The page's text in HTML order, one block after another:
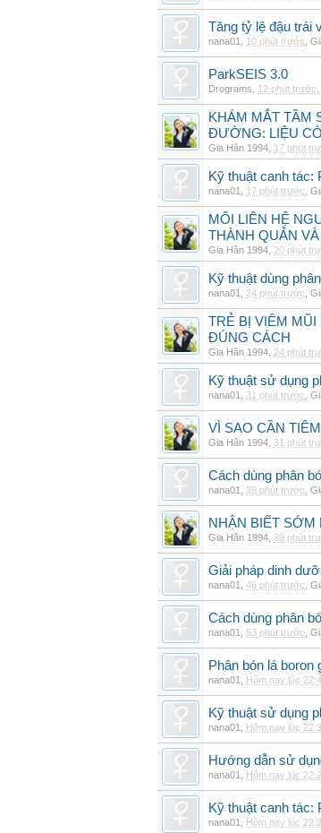
Tăng tỷ lệ đậu trái
nana01 10 phút trước
ParkSEIS 3.0
Drograms 12 phút trước
KHÁM MẮT TẦM
ĐƯỜNG: LIỆU
Gia Hân 1994 17 phút
Kỹ thuật canh tác:
nana01 17 phút trước
MỐI LIÊN HỆ
THÀNH QUẢN
Gia Hân 1994 20 phút
Kỹ thuật dùng
nana01 24 phút trước
TRẺ BỊ VIÊM
ĐÚNG CÁCH
Gia Hân 1994 24 phút
Kỹ thuật sử dụng
nana01 31 phút trước
VÌ SAO CẦN
Gia Hân 1994 31 phút
Cách dùng phân
nana01 39 phút trước
NHẬN BIẾT SỚM
Gia Hân 1994 39 phút
Giải pháp dinh
nana01 46 phút trước
Cách dùng phân
nana01 53 phút trước
Phân bón lá boron
nana01 Hôm nay lúc
Kỹ thuật sử dụng
nana01 Hôm nay lúc
Hướng dẫn sử
nana01 Hôm nay lúc
Kỹ thuật canh tác:
nana01 Hôm nay lúc